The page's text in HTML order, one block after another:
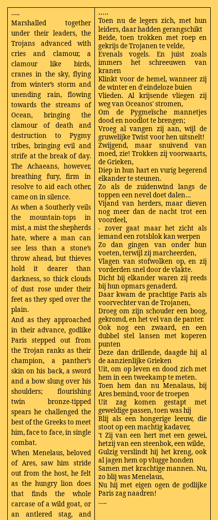
…..
Marshalled together
under their leaders, the
Trojans advanced with
cries and clamour, a
clamour like birds,
cranes in the sky, flying
from winter’s storm and
unending rain, flowing
towards the streams of
Ocean, bringing the
clamour of death and
destruction to Pygmy
tribes, bringing evil and
strife at the break of day.
The Achaeans, however,
breathing fury, firm in
resolve to aid each other,
came on in silence.
As when a Southerly veils
the mountain-tops in
mist, a mist the shepherds
hate, where a man can
see less than a stone’s
throw ahead, but thieves
hold it dearer than
darkness, so thick clouds
of dust rose under their
feet as they sped over the
plain.
And as they approached
in their advance, godlike
Paris stepped out from
the Trojan ranks as their
champion, a panther’s
skin on his back, a sword
and a bow slung over his
shoulders; flourishing
twin bronze-tipped
spears he challenged the
best of the Greeks to meet
him, face to face, in single
combat.
When Menelaus, beloved
of Ares, saw him stride
out from the host, he felt
as the hungry lion does
that finds the whole
carcase of a wild goat, or
an antlered stag, and
…..
Toen nu de legers zich, met hun
leiders, daar hadden gerangschikt
Beide, toen trokken met roep en
gekrijs de Trojanen te velde,
Evenals vogels. En juist zoals
immers het schreeuwen van
kranen
Klinkt voor de hemel, wanneer zij
de winter en d'eindeloze buien
Vlieden. Al krijsende vliegen zij
weg van Oceanos' stromen,
Om de Pygmeïsche mannetjes
dood en noodlot te brengen;
Vroeg al vangen zij aan, wijl de
gruwelijke Twist voor hen uitsnelt!
Zwijgend, maar snuivend van
moed, zie! Trokken zij voorwaarts,
de Grieken,
Diep in hun hart en vurig begerend
elkander te steunen.
Zo als de zuidenwind langs de
toppen een nevel doet dalen…
Vijand van herders, maar dieven
nog meer dan de nacht trot een
voordeel,
- zover gaat maar het zicht als
iemand een rotsblok kan werpen
Zo dan gingen van onder hun
voeten, terwijl zij marcheerden,
Vlagen van stofwolken op, en zij
vorderden snel door de vlakte.
Dicht bij elkander waren zij reeds
bij hun opmars genaderd.
Daar kwam de prachtige Paris als
voorvechter van de Trojanen,
Droeg om zijn schouder een boog,
gekromd, en het vel van de panter.
Ook nog een zwaard, en een
dubbel stel lansen met koperen
punten
Deze dan drillende, daagde hij al
de aanzienlijke Grieken
Uit, om op leven en dood zich met
hem in een tweekamp te meten.
Toen hem dan nu Menalaus, bij
Ares bemind, voor de troepen
Uit zag komen gestapt met
geweldige passen, toen was hij
Blij als een hongerige leeuw, die
stoot op een machtig kadaver,
't Zij van een hert met een gewei,
hetzij van een steenbok, een wilde,
Gulzig verslindt hij het kreng, ook
al jagen hem op vlugge honden
Samen met krachtige mannen. Nu,
zo blij was Menelaus,
Nu hij met eigen ogen de godlijke
Paris zag naadren!
…..